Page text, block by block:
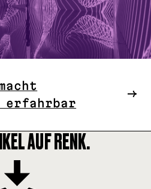
erfahrbar
AUF RENK.